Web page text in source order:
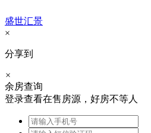
盛世汇景
×
分享到
×
余房查询
登录查看在售房源，好房不等人